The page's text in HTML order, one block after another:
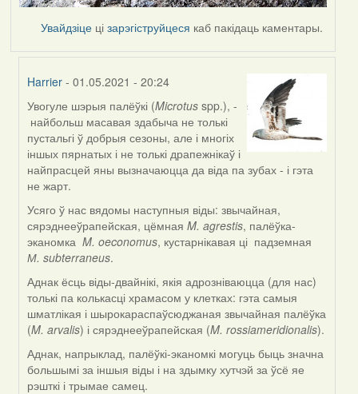
Увайдзіце цізарэгіструйцеся каб пакідаць каментары.
Harrier - 01.05.2021 - 20:24
In
reply
to
by
Lighty
Увогуле шэрыя палёўкі (Microtus spp.), -
найбольш масавая здабыча не толькі
пустальгі ў добрыя сезоны, але і многіх
іншых пярнатых і не толькі драпежнікаў і
найпрасцей яны вызначаюцца да віда па зубах - і гэта
не жарт.
Усяго ў нас вядомы наступныя віды: звычайная,
сярэднееўрапейская, цёмнаяM. agrestis, палёўка-
эканомка M. oeconomus, кустарнікавая ці падземная
М. subterraneus.
Аднак ёсць віды-двайнікі, якія адрозніваюцца (для нас)
толькі па колькасці храмасом у клетках: гэта самыя
шматлікая і шырокараспаўсюджаная звычайная палёўка
(M. arvalis) і сярэднееўрапейская (M. rossiameridionalis).
Аднак, напрыклад, палёўкі-эканомкі могуць быць значна
большымі за іншыя віды і на здымку хутчэй за ўсё яе
рэшткі і трымае самец.